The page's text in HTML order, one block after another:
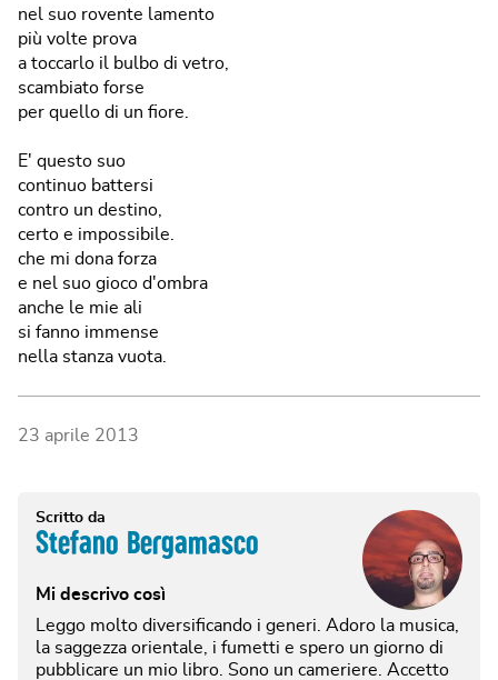
nel suo rovente lamento
più volte prova
a toccarlo il bulbo di vetro,
scambiato forse
per quello di un fiore.
E' questo suo
continuo battersi
contro un destino,
certo e impossibile.
che mi dona forza
e nel suo gioco d'ombra
anche le mie ali
si fanno immense
nella stanza vuota.
23 aprile 2013
Scritto da
Stefano Bergamasco
Mi descrivo così
Leggo molto diversificando i generi. Adoro la musica,
la saggezza orientale, i fumetti e spero un giorno di
pubblicare un mio libro. Sono un cameriere. Accetto